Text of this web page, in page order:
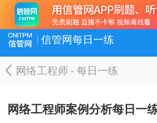
信管网每日一练
网络工程师-每日一练
网络工程师案例分析每日一